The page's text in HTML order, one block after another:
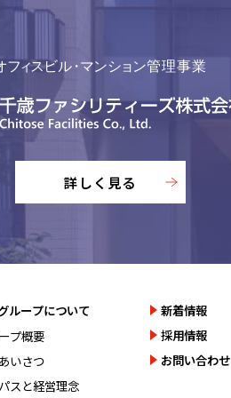
詳しく見る
ループについて
プ概要
いさつ
スと経営理念
新着情報
採用情報
お問い合わせ